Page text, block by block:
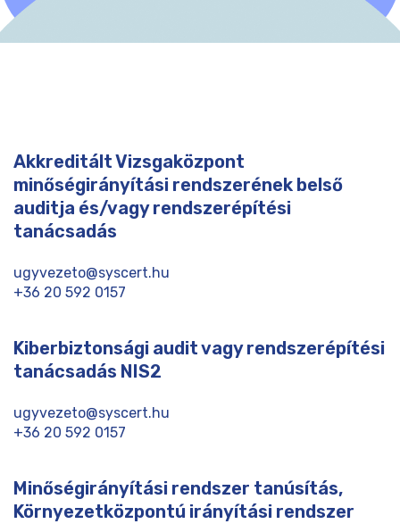
Akkreditált Vizsgaközpont
minőségirányítási rendszerének belső
auditja és/vagy rendszerépítési
tanácsadás
ugyvezeto@syscert.hu
+36 20 592 0157
Kiberbiztonsági audit vagy rendszerépítési
tanácsadás NIS2
ugyvezeto@syscert.hu
+36 20 592 0157
Minőségirányítási rendszer tanúsítás,
Környezetközpontú irányítási rendszer